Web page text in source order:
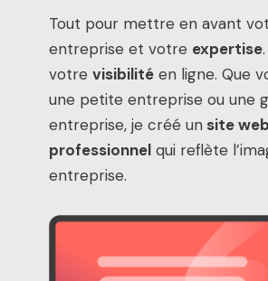
Tout pour mettre en avant
entreprise et votre expertise
votre visibilité en ligne. Que
une petite entreprise ou une
entreprise, je créé un site web
professionnel qui reflète
entreprise.